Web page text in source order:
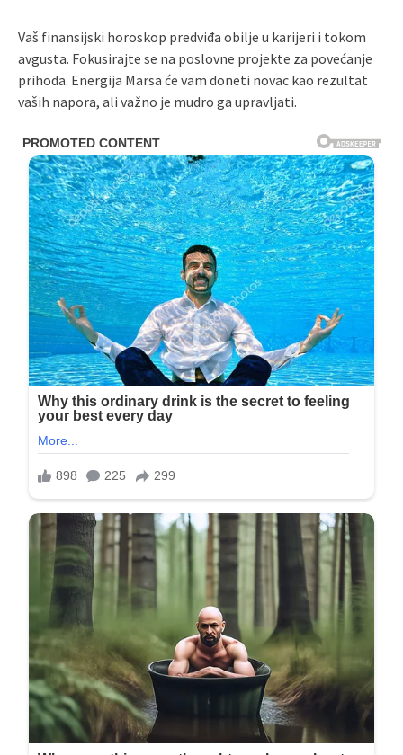
Vaš finansijski horoskop predviđa obilje u karijeri i tokom
avgusta. Fokusirajte se na poslovne projekte za povećanje
prihoda. Energija Marsa će vam doneti novac kao rezultat
vaših napora, ali važno je mudro ga upravljati.